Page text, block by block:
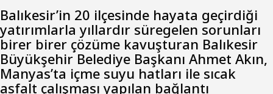
Balıkesir’in 20 ilçesinde hayata geçirdiği
yatırımlarla yıllardır süregelen sorunları
birer birer çözüme kavuşturan Balıkesir
Büyükşehir Belediye Başkanı Ahmet Akın,
Manyas’ta içme suyu hatları ile sıcak
asfalt çalışması yapılan bağlantı